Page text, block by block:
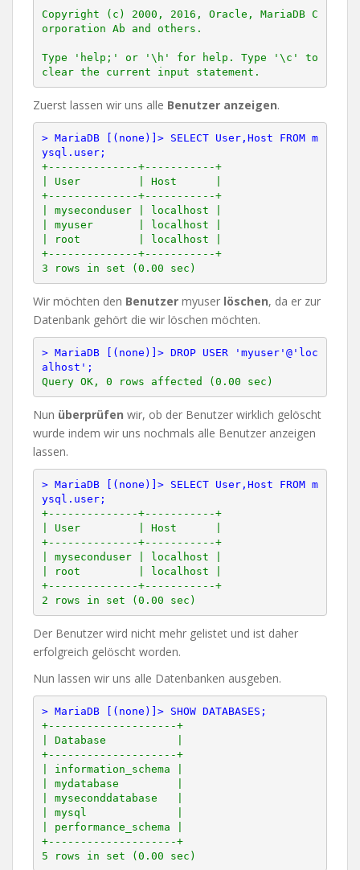
Copyright (c) 2000, 2016, Oracle, MariaDB C
orporation Ab and others.
Type 'help;' or '\h' for help. Type '\c' to
Zuerst lassen wir uns alle Benutzer anzeigen.
> MariaDB [(none)]> SELECT User,Host FROM m
ysql.user;
+--------------+-----------+
| User         | Host      |
+--------------+-----------+
| myseconduser | localhost |
| myuser       | localhost |
| root         | localhost |
+--------------+-----------+
Wir möchten den Benutzer myuser löschen, da er zur
Datenbank gehört die wir löschen möchten.
> MariaDB [(none)]> DROP USER 'myuser'@'loc
alhost';
Nun überprüfen wir, ob der Benutzer wirklich gelöscht
wurde indem wir uns nochmals alle Benutzer anzeigen
lassen.
> MariaDB [(none)]> SELECT User,Host FROM m
ysql.user;
+--------------+-----------+
| User         | Host      |
+--------------+-----------+
| myseconduser | localhost |
| root         | localhost |
+--------------+-----------+
Der Benutzer wird nicht mehr gelistet und ist daher
erfolgreich gelöscht worden.
Nun lassen wir uns alle Datenbanken ausgeben.
> MariaDB [(none)]> SHOW DATABASES;
+--------------------+
| Database           |
+--------------------+
| information_schema |
| mydatabase         |
| myseconddatabase   |
| mysql              |
| performance_schema |
+--------------------+